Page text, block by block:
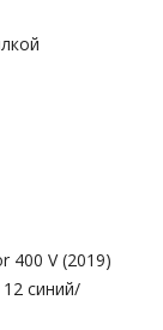
400 V (2019)
синий/